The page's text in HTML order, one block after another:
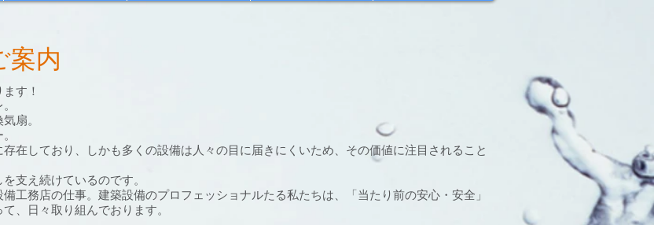
案内
す！
扇。
在しており、しかも多くの設備は人々の目に届きにくいため、その価値に注目されること
支え続けているのです。
工務店の仕事。建築設備のプロフェッショナルたる私たちは、「当たり前の安心・安全」
、日々取り組んでおります。